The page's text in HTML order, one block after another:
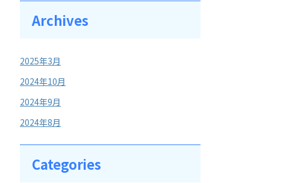
Archives
2025年3月
2024年10月
2024年9月
2024年8月
Categories